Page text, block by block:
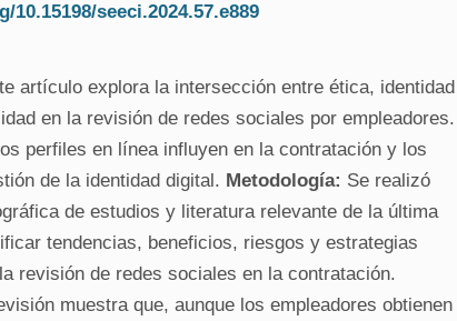
seeci.2024.57.e889
artículo explora la intersección entre ética, identidad
en la revisión de redes sociales por empleadores.
perfiles en línea influyen en la contratación y los
de la identidad digital. Metodología: Se realizó
de estudios y literatura relevante de la última
tendencias, beneficios, riesgos y estrategias
muestra que, aunque los empleadores obtienen